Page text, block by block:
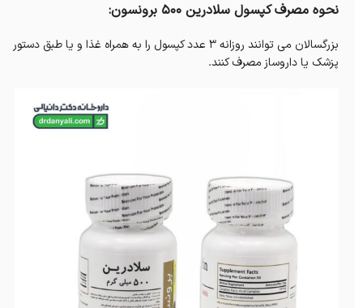
نحوه مصرف کپسول سلادرین 500 برونسون:
بزرگسالان می توانند روزانه 3 عدد کپسول را به همراه غذا و یا طبق دستور
پزشک یا داروساز مصرف کنند.